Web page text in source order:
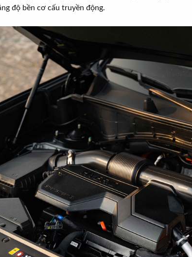
độ bền cơ cấu truyền động.